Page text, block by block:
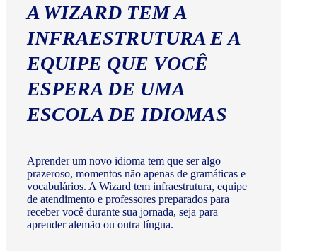
A WIZARD TEM A
INFRAESTRUTURA E A
EQUIPE QUE VOCÊ
ESPERA DE UMA
ESCOLA DE IDIOMAS
Aprender um novo idioma tem que ser algo
prazeroso, momentos não apenas de gramáticas e
vocabulários. A Wizard tem infraestrutura, equipe
de atendimento e professores preparados para
receber você durante sua jornada, seja para
aprender alemão ou outra língua.